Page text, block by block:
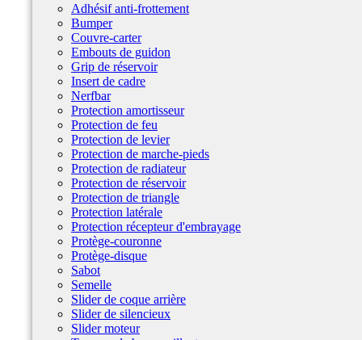
Adhésif anti-frottement
Bumper
Couvre-carter
Embouts de guidon
Grip de réservoir
Insert de cadre
Nerfbar
Protection amortisseur
Protection de feu
Protection de levier
Protection de marche-pieds
Protection de radiateur
Protection de réservoir
Protection de triangle
Protection latérale
Protection récepteur d'embrayage
Protège-couronne
Protège-disque
Sabot
Semelle
Slider de coque arrière
Slider de silencieux
Slider moteur